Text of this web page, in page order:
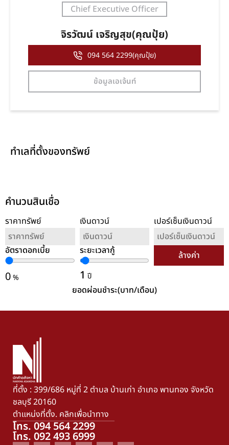
Chief Executive Officer
จิรวัฒน์ เจริญสุข(คุณปุ้ย)
094 564 2299(คุณปุ้ย)
ข้อมูลเอเจ้นท์
ทำเลที่ตั้งของทรัพย์
คำนวนสินเชื่อ
ราคาทรัพย์ เงินดาวน์ เปอร์เซ็นเงินดาวน์
อัตราดอกเบี้ย
0%
ระยะเวลากู้
1 ปี
ล้างค่า
ยอดผ่อนชำระ(บาท/เดือน)
ที่ตั้ง : 399/686 หมู่ที่ 2 ตำบล บ้านเก่า อำเภอ พานทอง จังหวัด
ชลบุรี 20160
ตำแหน่งที่ตั้ง. คลิกเพื่อนำทาง
โทร. 094 564 2299
โทร. 092 493 6999